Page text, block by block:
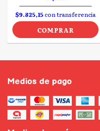
$9.825,15con transferencia
COMPRAR
Medios de pago